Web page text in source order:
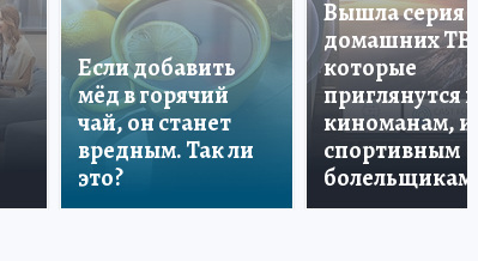
Если добавить
мёд в горячий
чай, он станет
вредным. Так ли
это?
Вышла серия
домашних ТВ,
которые
приглянутся и
киноманам, и
спортивным
болельщикам